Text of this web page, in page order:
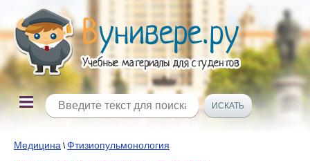
Медицина \Фтизиопульмонология